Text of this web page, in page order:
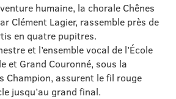
humaine, la chorale Chênes
Clément Lagier, rassemble près de
en quatre pupitres.
et l’ensemble vocal de l’École
et Grand Couronné, sous la
Champion, assurent le fil rouge
jusqu’au grand final.